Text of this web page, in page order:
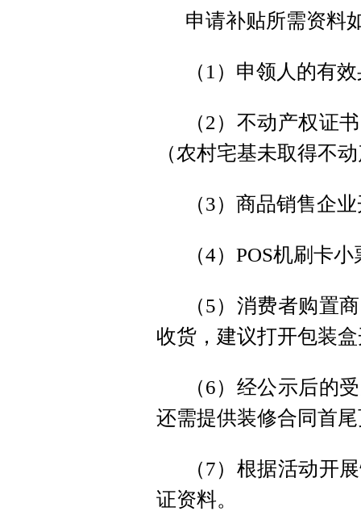
申请补贴所需资料
（1）申领人的有
（2）不动产权证
（农村宅基未取得不
（3）商品销售企
（4）POS机刷卡
（5）消费者购置
收货，建议打开包装
（6）经公示后的
还需提供装修合同首
（7）根据活动开
证资料。